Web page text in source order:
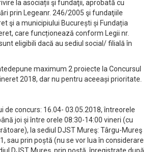
la asociații şi fundaţii, aprobată cu
prin Legeanr. 246/2005 şi fundaţiile
şi a municipiului București și Fundația
care funcționează conform Legii nr.
eligibili dacă au sediul social/ filială în
maximum 2 proiecte la Concursul
2018, dar nu pentru aceeași prioritate.
de concurs: 16.04- 03.05.2018, întreorele
joi și între orele 08:30-14:00 vineri (cu
la sediul DJST Mureş: Târgu-Mureş
sau prin poștă (nu se vor lua în considerare